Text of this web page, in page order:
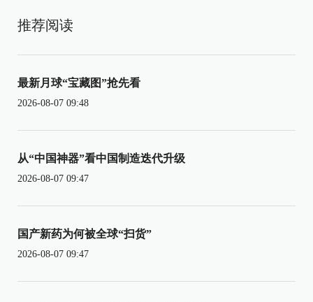
推荐阅读
最新月球“宝藏图”抢先看
2026-08-07 09:48
从“中国神器”看中国制造迭代升级
2026-08-07 09:47
国产新药为何被全球“扫货”
2026-08-07 09:47